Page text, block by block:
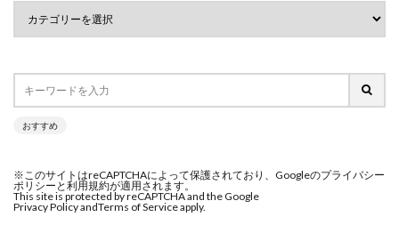
おすすめ
※このサイトはreCAPTCHAによって保護されており、Googleのプライバシー
ポリシーと利用規約が適用されます。
This site is protected by reCAPTCHA and the Google
Privacy Policy andTerms of Service apply.